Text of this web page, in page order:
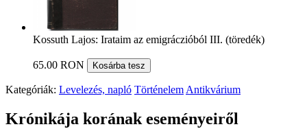
Kossuth Lajos: Irataim az emigráczióból III. (töredék)
65.00 RON Kosárba tesz
Kategóriák: Levelezés, napló Történelem Antikvárium
Krónikája korának eseményeiről